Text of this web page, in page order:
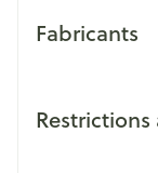
Fabricants